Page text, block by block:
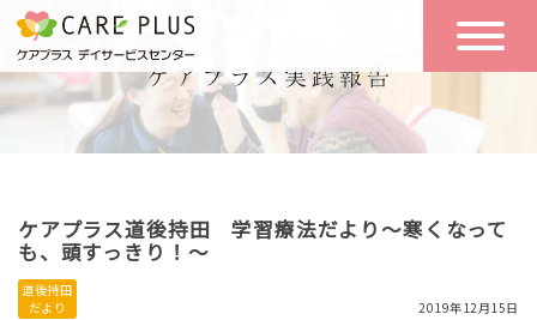
こんな方に
おすすめ
一日の流れ
一日体験
空き状況
ケアプラス道後持田 学習療法だより～寒くなって
も、頭すっきり！～
道後持田
だより
2019年12月15日